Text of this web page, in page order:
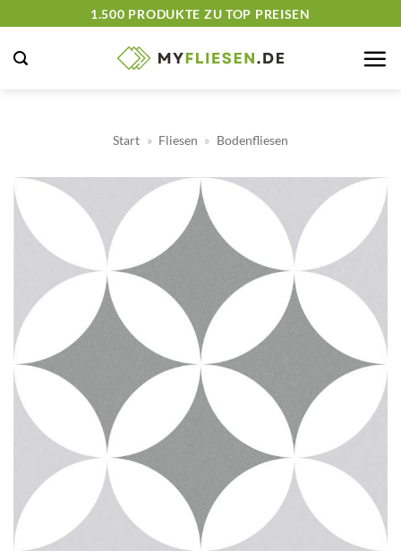
springen
1.500 PRODUKTE ZU TOP PREISEN
Start » Fliesen » Bodenfliesen